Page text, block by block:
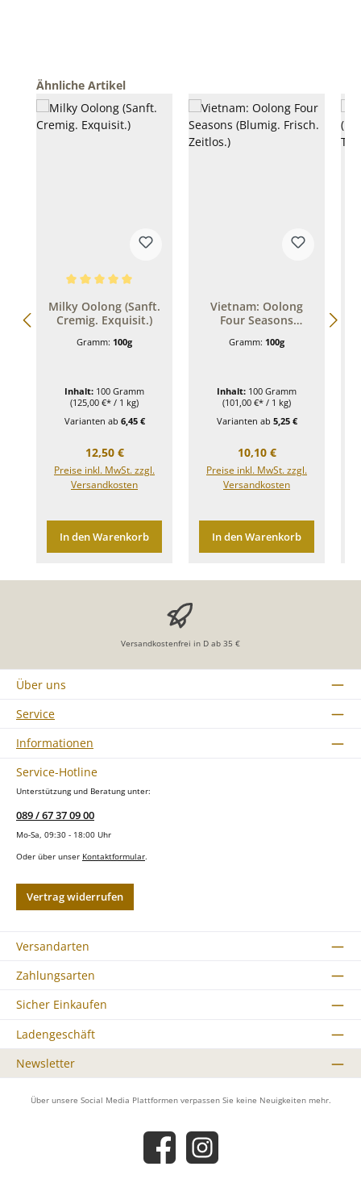
Produktgalerie überspringen
Ähnliche Artikel
Milky Oolong (Sanft.
Cremig. Exquisit.)
Gramm: 100g
Inhalt: 100 Gramm
(125,00 €* / 1 kg)
Varianten ab 6,45 €
Regulärer Preis:
12,50 €
Preise inkl. MwSt. zzgl.
Versandkosten
In den Warenkorb
Vietnam: Oolong
Four Seasons
Zeitlos.)
Gramm: 100g
Inhalt: 100 Gramm
(101,00 €* / 1 kg)
Varianten ab 5,25 €
Regulärer Preis:
10,10 €
Preise inkl. MwSt. zzgl.
Versandkosten
In den Warenkorb
Versandkostenfrei in D ab 35 €
Über uns
Service
Informationen
Service-Hotline
Unterstützung und Beratung unter:
089 / 67 37 09 00
Mo-Sa, 09:30 - 18:00 Uhr
Oder über unser Kontaktformular.
Vertrag widerrufen
Versandarten
Zahlungsarten
Sicher Einkaufen
Ladengeschäft
Newsletter
Über unsere Social Media Plattformen verpassen Sie keine Neuigkeiten mehr.
Facebook Instagram